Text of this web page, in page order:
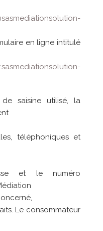
en ligne intitulé
saisine utilisé, la
téléphoniques et
et le numéro
Le consommateur